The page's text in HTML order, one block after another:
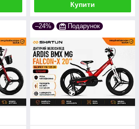
Купити
–24% Подарунок